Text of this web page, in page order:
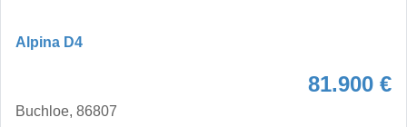
Alpina D4
81.900 €
Buchloe, 86807